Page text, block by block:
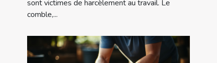
sont victimes de harcèlement au travail. Le
comble,...